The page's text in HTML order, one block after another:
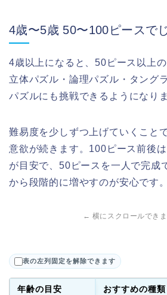
4歳〜5歳 50〜100ピースで
4歳以上になると、50ピース以上の
立体パズル・論理パズル・タング
パズルにも挑戦できるようになりま
難易度を少しずつ上げていくこと
意欲が続きます。100ピース前後
が目安で、50ピースを一人で完成
から段階的に増やすのが安心です。
← 横にスクロールでき
表の左列固定を解除できます
年齢の目安 おすすめの種類